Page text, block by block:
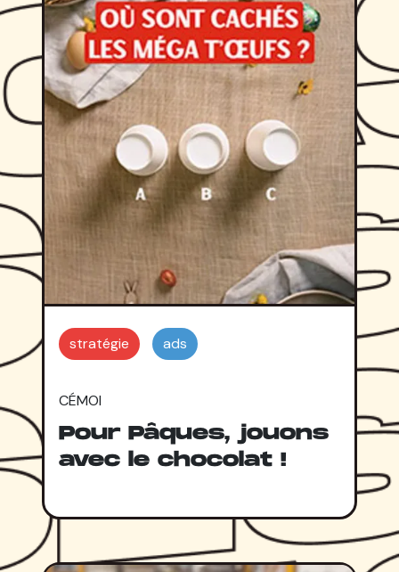
stratégie ads
CÉMOI
Pour Pâques, jouons
avec le chocolat !